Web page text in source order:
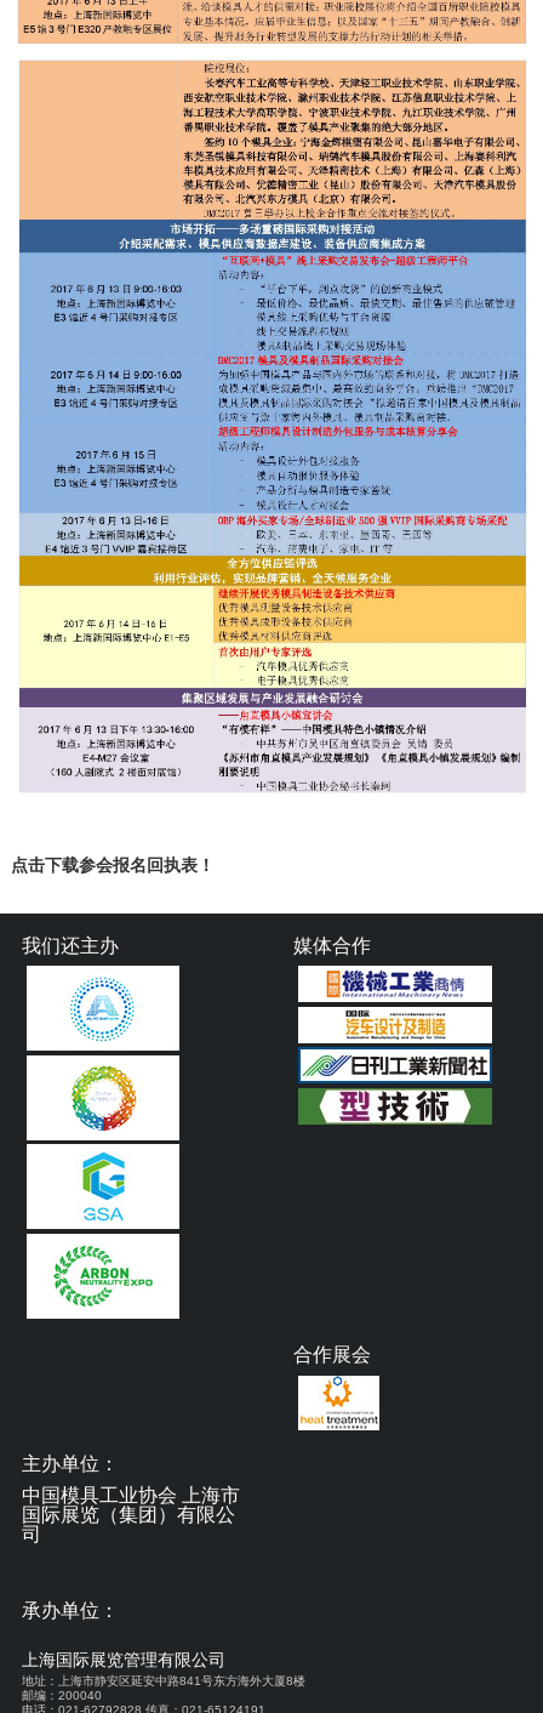
点击下载参会报名回执表！
媒体合作
我们还主办
合作展会
主办单位：
中国模具工业协会 上海市
国际展览（集团）有限公
司
承办单位：
上海国际展览管理有限公司
地址：上海市静安区延安中路841号东方海外大厦8楼
邮编：200040
电话：021-62792828 传真：021-65124191